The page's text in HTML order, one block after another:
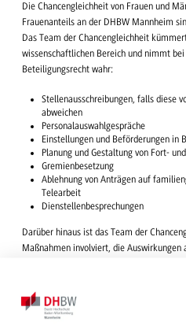
Die Chancengleichheit von Frauen und
Frauenanteils an der DHBW Mannheim
Das Team der Chancengleichheit
wissenschaftlichen Bereich und nimmt
Beteiligungsrecht wahr:
Stellenausschreibungen, falls diese
abweichen
Personalauswahlgespräche
Einstellungen und Beförderungen in
Planung und Gestaltung von Fort-
Gremienbesetzung
Ablehnung von Anträgen auf
Telearbeit
Dienstellenbesprechungen
Darüber hinaus ist das Team der
Maßnahmen involviert, die
betreffen wie z. B. Dienstvereinbarungen
Ansprechpersonen